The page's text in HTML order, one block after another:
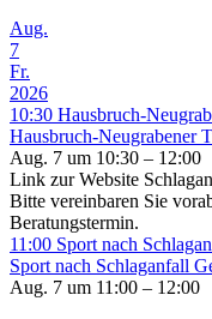
Aug.
7
Fr.
2026
10:30 Hausbruch-
Hausbruch-Neugrabener
Aug. 7 um 10:30 – 12:00
Link zur Website
Bitte vereinbaren Sie
Beratungstermin.
11:00 Sport nach
Sport nach Schlaganfall
Aug. 7 um 11:00 – 12:00